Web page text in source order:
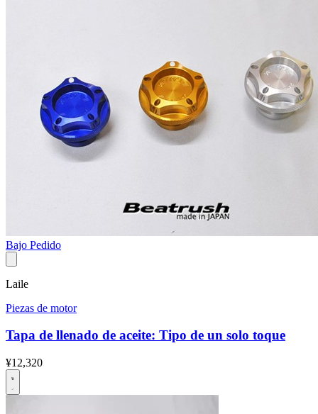
Bajo Pedido
Laile
Piezas de motor
Tapa de llenado de aceite: Tipo de un solo toque
¥12,320